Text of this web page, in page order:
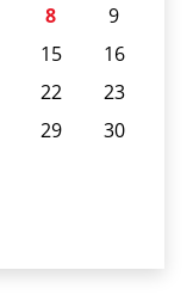
8
9
15
16
22
23
29
30